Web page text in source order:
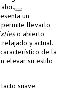
un
permite llevarlo
o abierto
relajado y actual.
de la
elevar su estilo
suave.